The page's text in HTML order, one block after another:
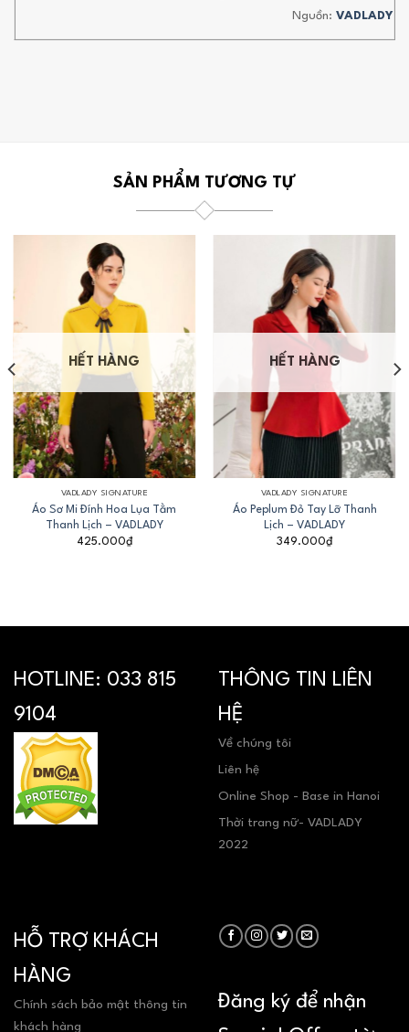
Nguồn: VADLADY
SẢN PHẨM TƯƠNG TỰ
HẾT HÀNG
VADLADY SIGNATURE
Áo Sơ Mi Đính Hoa Lụa Tằm
Thanh Lịch – VADLADY
425.000₫
HẾT HÀNG
VADLADY SIGNATURE
Áo Peplum Đỏ Tay Lỡ Thanh
Lịch – VADLADY
349.000₫
HOTLINE: 033 815
9104
THÔNG TIN LIÊN
HỆ
Về chúng tôi
Liên hệ
Online Shop - Base in Hanoi
Thời trang nữ- VADLADY
2022
HỖ TRỢ KHÁCH
HÀNG
Chính sách bảo mật thông tin
khách hàng
Đăng ký để nhận